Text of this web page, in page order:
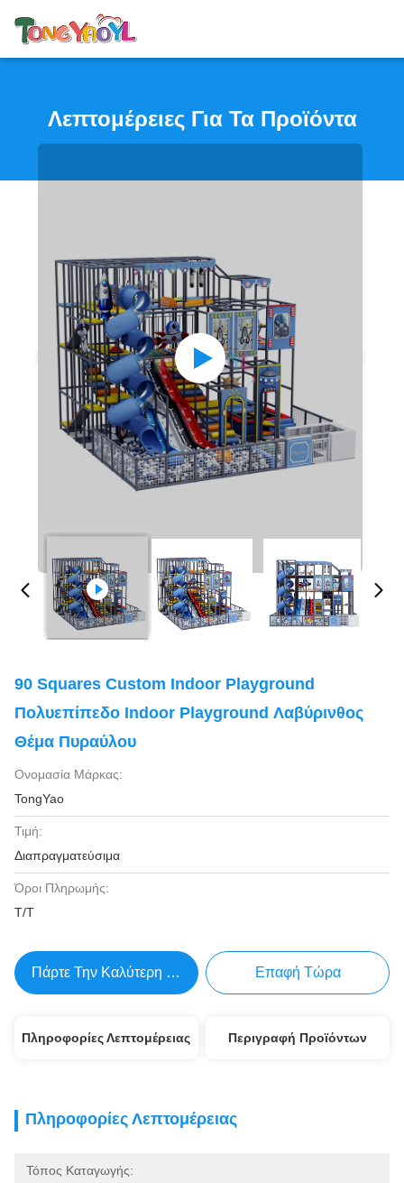
Λεπτομέρειες Για Τα Προϊόντα
90 Squares Custom Indoor Playground
Πολυεπίπεδο Indoor Playground Λαβύρινθος
Θέμα Πυραύλου
Ονομασία Μάρκας:
TongYao
Τιμή:
Διαπραγματεύσιμα
Όροι Πληρωμής:
Τ/Τ
Πάρτε Την Καλύτερη Τιμή Επαφή Τώρα
Πληροφορίες Λεπτομέρειας Περιγραφή Προϊόντων
Πληροφορίες Λεπτομέρειας
Τόπος Καταγωγής: